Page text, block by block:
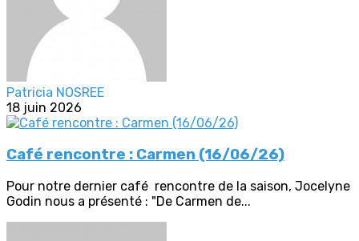
Patricia NOSREE
18 juin 2026
Café rencontre : Carmen (16/06/26)
Pour notre dernier café rencontre de la saison, Jocelyne
Godin nous a présenté : "De Carmen de...